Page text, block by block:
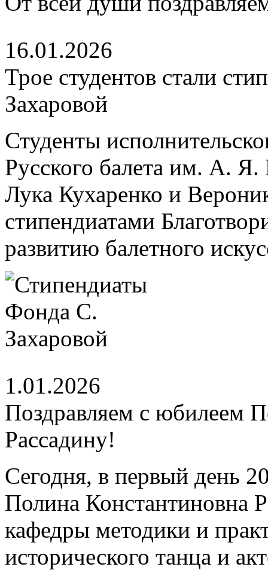
16.01.2026
Трое студентов стали
Захаровой
Студенты
Русского балета им. А.
Лука Кухаренко и
стипендиатами
развитию балетного
1.01.2026
Поздравляем с юбилеем
Рассадину!
Сегодня, в первый день
Полина Константиновна
кафедры методики и
исторического танца и